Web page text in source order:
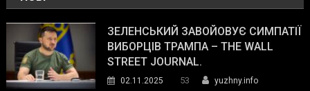
ЗЕЛЕНСЬКИЙ ЗАВОЙОВУЄ СИМПАТІЇ
ВИБОРЦІВ ТРАМПА – THE WALL
STREET JOURNAL.
02.11.2025 53
yuzhny.info